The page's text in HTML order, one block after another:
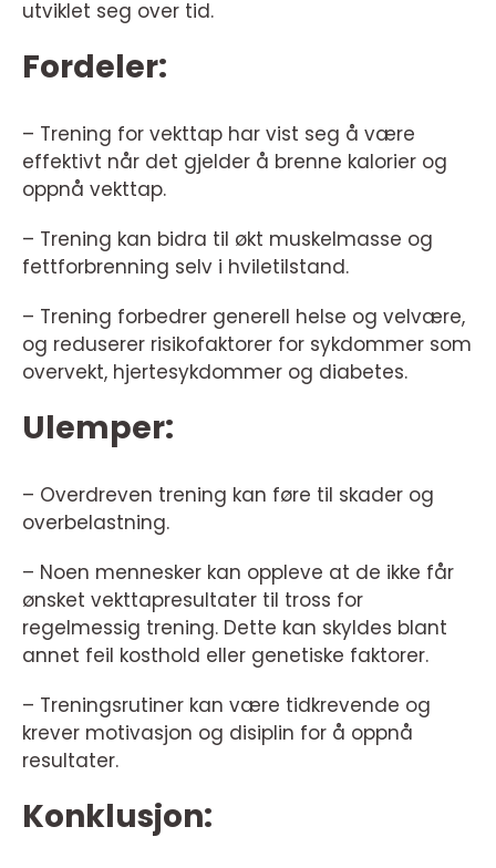
utviklet seg over tid.
Fordeler:
– Trening for vekttap har vist seg å være
effektivt når det gjelder å brenne kalorier og
oppnå vekttap.
– Trening kan bidra til økt muskelmasse og
fettforbrenning selv i hviletilstand.
– Trening forbedrer generell helse og velvære,
og reduserer risikofaktorer for sykdommer som
overvekt, hjertesykdommer og diabetes.
Ulemper:
– Overdreven trening kan føre til skader og
overbelastning.
– Noen mennesker kan oppleve at de ikke får
ønsket vekttapresultater til tross for
regelmessig trening. Dette kan skyldes blant
annet feil kosthold eller genetiske faktorer.
– Treningsrutiner kan være tidkrevende og
krever motivasjon og disiplin for å oppnå
resultater.
Konklusjon: